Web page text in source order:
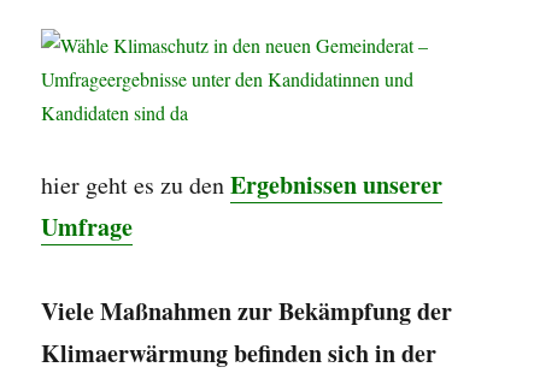
hier geht es zu den Ergebnissen unserer
Umfrage
Viele Maßnahmen zur Bekämpfung der
Klimaerwärmung befinden sich in der